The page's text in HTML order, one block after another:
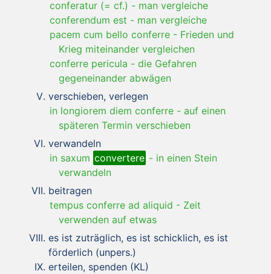
conferatur (= cf.) - man vergleiche
conferendum est - man vergleiche
pacem cum bello conferre - Frieden und
Krieg miteinander vergleichen
conferre pericula - die Gefahren
gegeneinander abwägen
verschieben, verlegen
in longiorem diem conferre - auf einen
späteren Termin verschieben
verwandeln
in saxum convertere - in einen Stein
verwandeln
beitragen
tempus conferre ad aliquid - Zeit
verwenden auf etwas
es ist zuträglich, es ist schicklich, es ist
förderlich (unpers.)
erteilen, spenden (KL)